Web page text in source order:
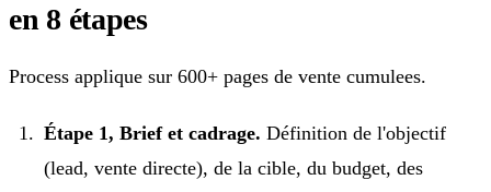
en 8 étapes
Process applique sur 600+ pages de vente cumulees.
Étape 1, Brief et cadrage. Définition de l'objectif
(lead, vente directe), de la cible, du budget, des